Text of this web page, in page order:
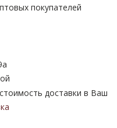
покупателей
доставки в Ваш